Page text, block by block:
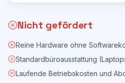
Nicht gefördert
Reine Hardware ohne
Standardbüroausstattung
Laufende Betriebskosten und